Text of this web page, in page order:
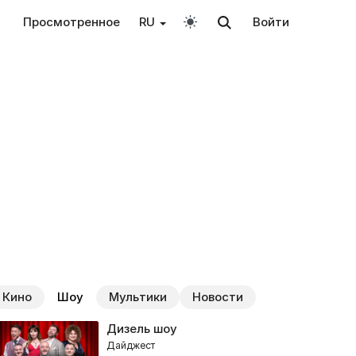
Просмотренное RU Войти
Кино Шоу Мультики Новости
Дизель шоу
Дайджест